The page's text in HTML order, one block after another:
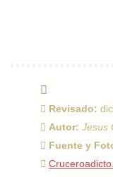
Revisado:
Autor: Jesus
Fuente y